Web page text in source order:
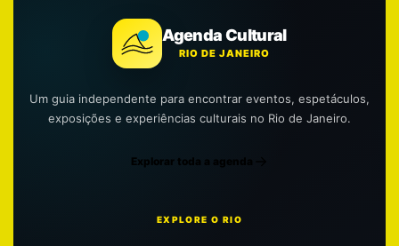
Agenda Cultural
RIO DE JANEIRO
Um guia independente para encontrar eventos, espetáculos,
exposições e experiências culturais no Rio de Janeiro.
Explorar toda a agenda
EXPLORE O RIO